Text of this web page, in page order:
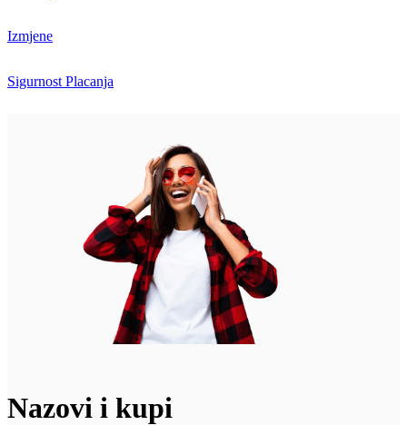
Izmjene
Sigurnost Placanja
Nazovi i kupi